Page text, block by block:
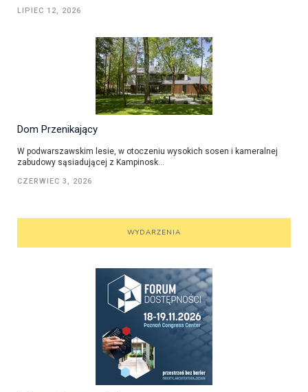
LIPIEC 12, 2026
Dom Przenikający
W podwarszawskim lesie, w otoczeniu wysokich sosen i kameralnej
zabudowy sąsiadującej z Kampinosk...
CZERWIEC 3, 2026
WYDARZENIA